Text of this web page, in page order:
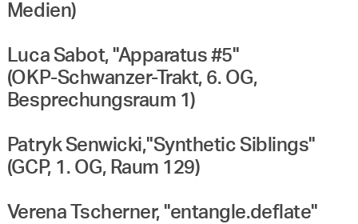
Medien)
Luca Sabot, "Apparatus #5"
(OKP-Schwanzer-Trakt, 6. OG,
Besprechungsraum 1)
Patryk Senwicki,"Synthetic Siblings"
(GCP, 1. OG, Raum 129)
Verena Tscherner, "entangle.deflate"